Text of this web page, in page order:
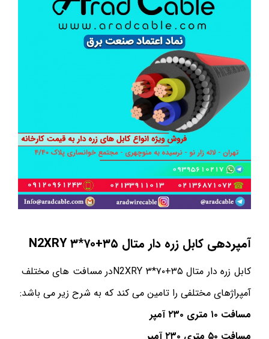
آمپردهی کابل زره دار متال ۳۵+۷۰*۳ N2XRY
کابل زره دار متال ۳۵+۷۰*۳ N2XRYدر مسافت های مختلف
آمپراژهای مختلفی را تامین می کند که به شرح زیر می باشد:
مسافت ۱۰ متری ۲۳۰ آمپر